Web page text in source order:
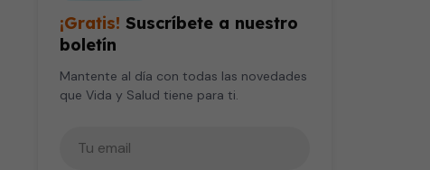
¡Gratis! Suscríbete a nuestro
boletín
Mantente al día con todas las novedades
que Vida y Salud tiene para ti.